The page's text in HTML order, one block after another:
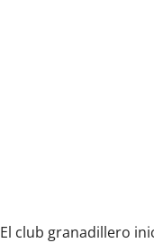
El club granadillero